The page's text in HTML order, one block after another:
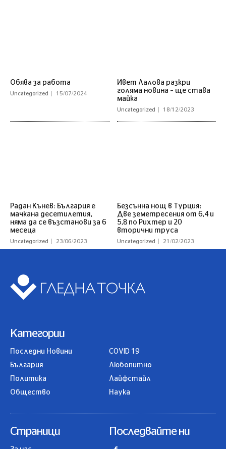
Обява за работа
Uncategorized 15/07/2024
Ивет Лалова разкри
голяма новина – ще става
майка
Uncategorized 18/12/2023
Радан Кънев: България е
мачкана десетилетия,
няма да се възстанови за 6
месеца
Uncategorized 23/06/2023
Безсънна нощ в Турция:
Две земетресения от 6,4 и
5,8 по Рихтер и 20
вторични труса
Uncategorized 21/02/2023
Категории
Последни Новини
България
Политика
Общество
COVID 19
Любопитно
Лайфстайл
Наука
Страници Последвайте ни